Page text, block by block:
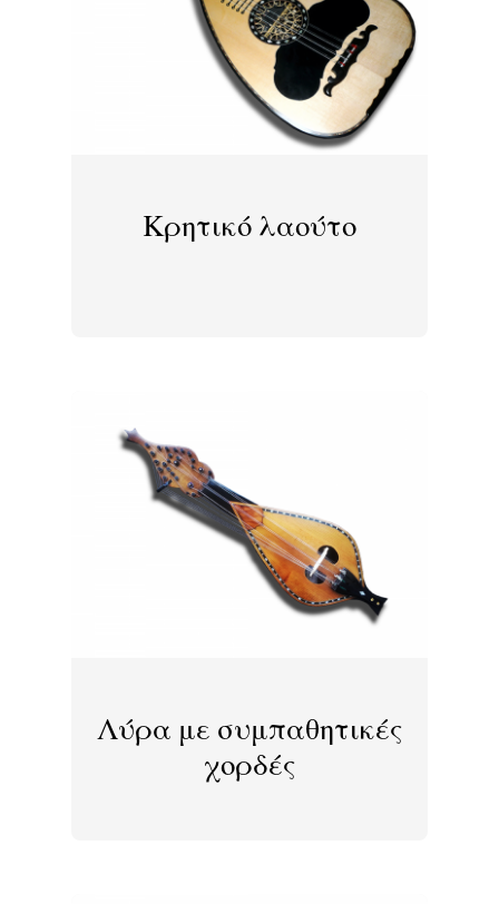
Κρητικό λαούτο
Λύρα με συμπαθητικές
χορδές